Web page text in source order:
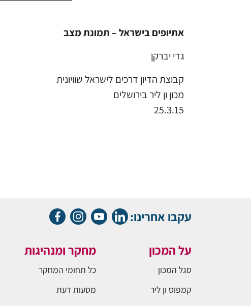
אתיופים בישראל – תמונת מצב
גדי יברקן
קבוצת הדיון דרכים לישראל שוויונית
מכון ון ליר בירושלים
25.3.15
עקבו אחרינו:
על המכון
סגל המכון
קמפוס ון ליר
מחקר ומנהיגות
כל תחומי המחקר
מסעות דעת